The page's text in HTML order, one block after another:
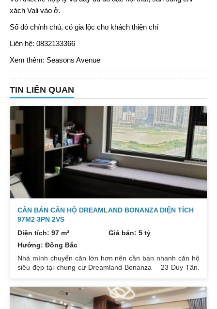
xách Vali vào ở.
Sổ đỏ chính chủ, có gia lộc cho khách thiện chí
Liên hệ: 0832133366
Xem thêm: Seasons Avenue
TIN LIÊN QUAN
CẦN BÁN CĂN HỘ DREAMLAND BONANZA DIỆN TÍCH
97M2 3PN 2VS
Diện tích: 97 m²
Giá bán: 5 tỷ
Hướng: Đông Bắc
Nhà mình chuyển căn lớn hơn nên cần bán nhanh căn hộ
siêu đẹp tại chung cư Dreamland Bonanza – 23 Duy Tân.
hợp lý các phòng đều tràn ngập ánh sáng tự nhiên. Hướng
cửa Bắc. Ban công Tây. Tầng cao view bát ngát thoáng
mát. Nhà nguyên Bản CĐT. Giá bán: 5 tỷ có thương lượng